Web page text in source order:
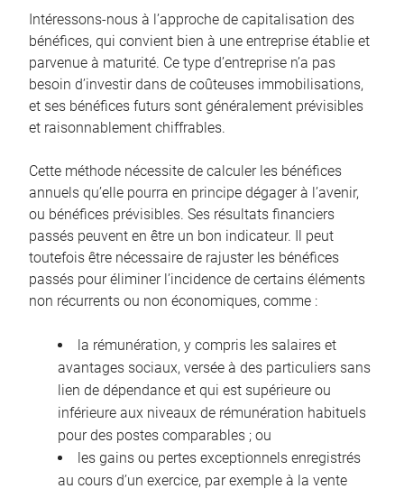
Intéressons-nous à l’approche de capitalisation des
bénéfices, qui convient bien à une entreprise établie et
parvenue à maturité. Ce type d’entreprise n’a pas
besoin d’investir dans de coûteuses immobilisations,
et ses bénéfices futurs sont généralement prévisibles
et raisonnablement chiffrables.
Cette méthode nécessite de calculer les bénéfices
annuels qu’elle pourra en principe dégager à l’avenir,
ou bénéfices prévisibles. Ses résultats financiers
passés peuvent en être un bon indicateur. Il peut
toutefois être nécessaire de rajuster les bénéfices
passés pour éliminer l’incidence de certains éléments
non récurrents ou non économiques, comme :
la rémunération, y compris les salaires et
avantages sociaux, versée à des particuliers sans
lien de dépendance et qui est supérieure ou
inférieure aux niveaux de rémunération habituels
pour des postes comparables ; ou
les gains ou pertes exceptionnels enregistrés
au cours d’un exercice, par exemple à la vente